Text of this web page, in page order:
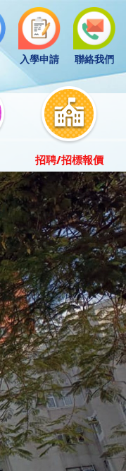
入學申請 聯絡我們
招聘/招標報價